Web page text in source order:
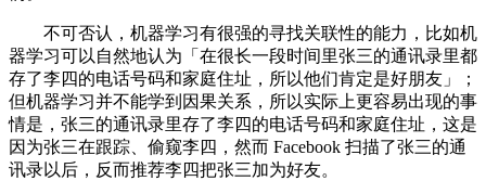
不可否认，机器学习有很强的寻找关联性的能力，比如机
器学习可以自然地认为「在很长一段时间里张三的通讯录里都
存了李四的电话号码和家庭住址，所以他们肯定是好朋友」；
但机器学习并不能学到因果关系，所以实际上更容易出现的事
情是，张三的通讯录里存了李四的电话号码和家庭住址，这是
因为张三在跟踪、偷窥李四，然而 Facebook 扫描了张三的通
讯录以后，反而推荐李四把张三加为好友。